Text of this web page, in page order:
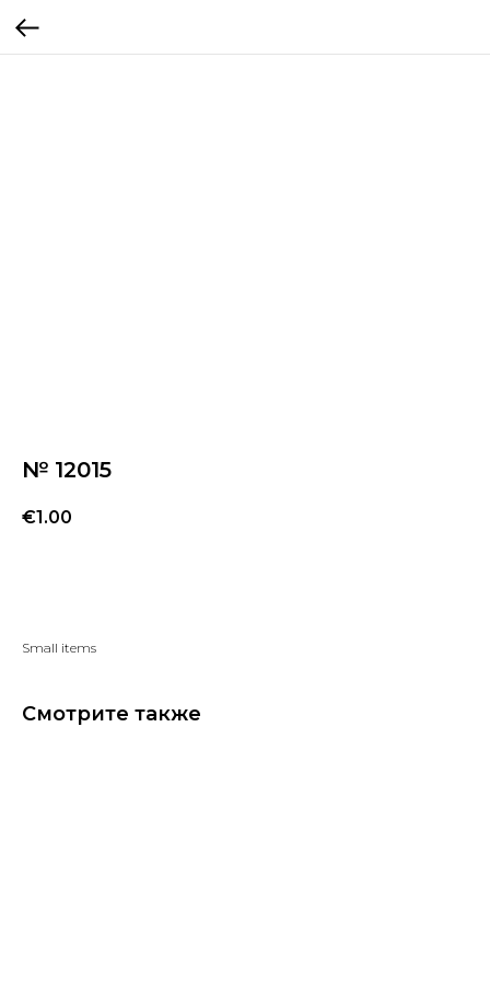
№ 12015
€1.00
Small items
Смотрите также